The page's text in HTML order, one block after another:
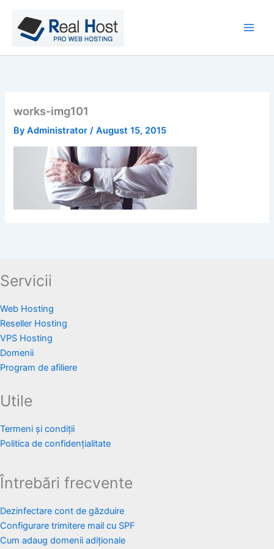
content
works-img101
ByAdministrator/August 15, 2015
Servicii
Web Hosting
Reseller Hosting
VPS Hosting
Domenii
Program de afiliere
Utile
Termeni și condiții
Politica de confidențialitate
Întrebări frecvente
Dezinfectare cont de găzduire
Configurare trimitere mail cu SPF
Cum adaug domenii adiționale